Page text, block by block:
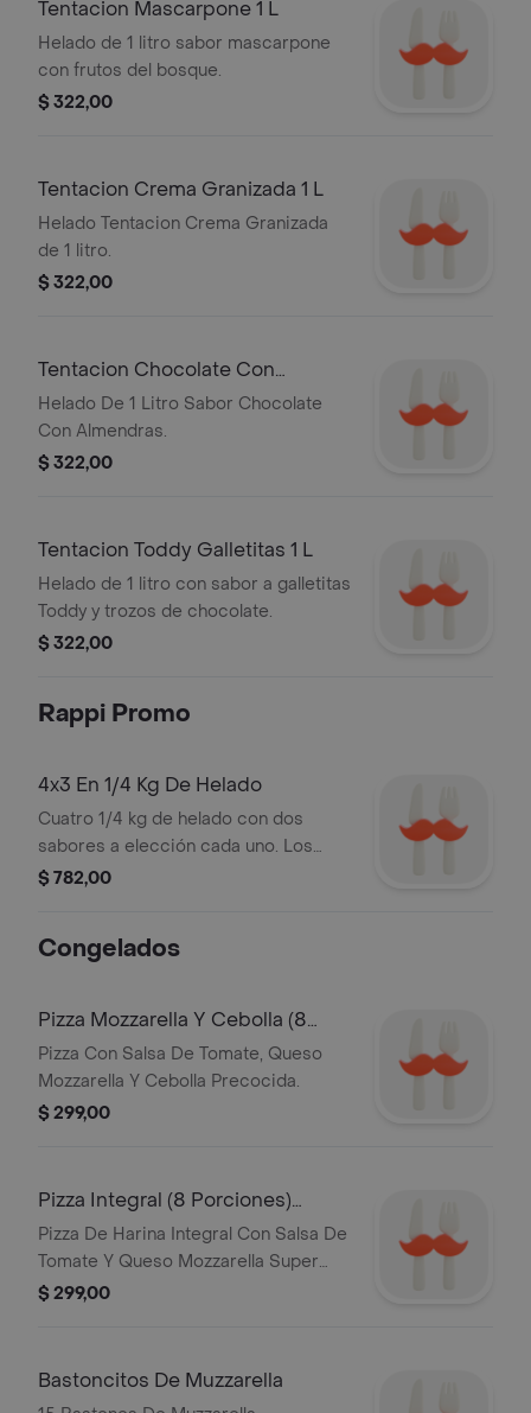
Tentacion Mascarpone 1 L
Helado de 1 litro sabor mascarpone
con frutos del bosque.
$ 322,00
Tentacion Crema Granizada 1 L
Helado Tentacion Crema Granizada
de 1 litro.
$ 322,00
Tentacion Chocolate Con
Almendras 1 L
Helado De 1 Litro Sabor Chocolate
Con Almendras.
$ 322,00
Tentacion Toddy Galletitas 1 L
Helado de 1 litro con sabor a galletitas
Toddy y trozos de chocolate.
$ 322,00
Rappi Promo
4x3 En 1/4 Kg De Helado
Cuatro 1/4 kg de helado con dos
sabores a elección cada uno. Los
sabores se envían en iguales
$ 782,00
Congelados
Pizza Mozzarella Y Cebolla (8
Porc.)540g
Pizza Con Salsa De Tomate, Queso
Mozzarella Y Cebolla Precocida.
$ 299,00
Pizza Integral (8 Porciones)
530gr
Pizza De Harina Integral Con Salsa De
Tomate Y Queso Mozzarella Super
Congelada.
$ 299,00
Bastoncitos De Muzzarella